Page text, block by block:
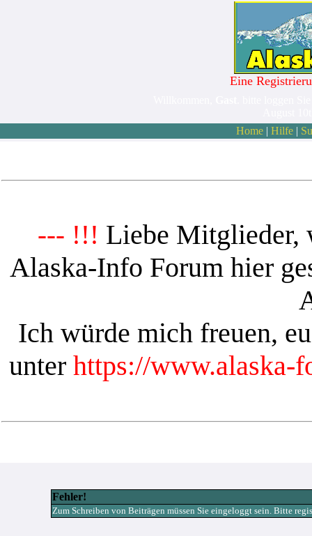
Eine
Home| Hilfe|
--- !!! Liebe Mitglieder,
Alaska-Info Forum hier
Ich würde mich freuen,
unter https://www.alaska-
Fehler!
Zum Schreiben von Beiträgen müssen Sie eingeloggt sein. Bitte